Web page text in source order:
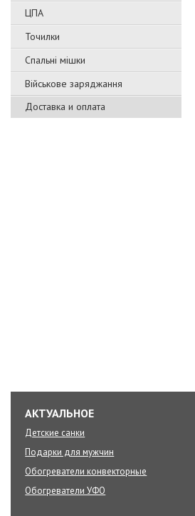
ЦПА
Точилки
Спальні мішки
Військове заряджання
Доставка и оплата
АКТУАЛЬНОЕ
Детские санки
Подарки для мужчин
Обогреватели конвекторные
Обогреватели УФО